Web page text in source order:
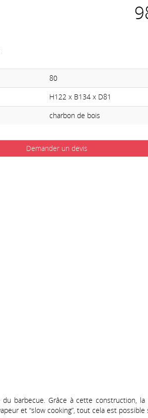
80
H122 x B134 x D81
charbon de bois
Demander un devis
barbecue. Grâce à cette construction,
et “slow cooking”, tout cela est possible